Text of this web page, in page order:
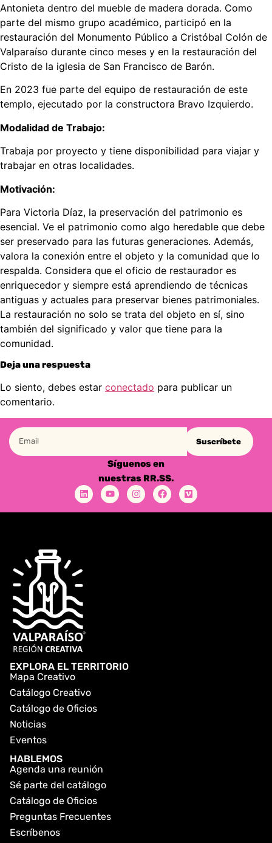
Antonieta dentro del mueble de madera dorada. Como
parte del mismo grupo académico, participó en la
restauración del Monumento Público a Cristóbal Colón de
Valparaíso durante cinco meses y en la restauración del
Cristo de la iglesia de San Francisco de Barón.
En 2023 fue parte del equipo de restauración de este
templo, ejecutado por la constructora Bravo Izquierdo.
Modalidad de Trabajo:
Trabaja por proyecto y tiene disponibilidad para viajar y
trabajar en otras localidades.
Motivación:
Para Victoria Díaz, la preservación del patrimonio es
esencial. Ve el patrimonio como algo heredable que debe
ser preservado para las futuras generaciones. Además,
valora la conexión entre el objeto y la comunidad que lo
respalda. Considera que el oficio de restaurador es
enriquecedor y siempre está aprendiendo de técnicas
antiguas y actuales para preservar bienes patrimoniales.
La restauración no solo se trata del objeto en sí, sino
también del significado y valor que tiene para la
comunidad.
Deja una respuesta
Lo siento, debes estar conectado para publicar un
comentario.
Suscríbete
Síguenos en
nuestras RR.SS.
EXPLORA EL TERRITORIO
Mapa Creativo
Catálogo Creativo
Catálogo de Oficios
Noticias
Eventos
HABLEMOS
Agenda una reunión
Sé parte del catálogo
Catálogo de Oficios
Preguntas Frecuentes
Escríbenos